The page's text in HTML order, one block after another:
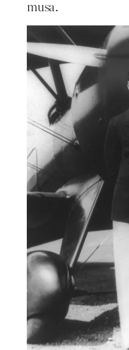
musa.